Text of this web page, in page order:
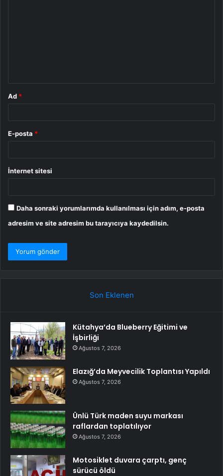
Ad *
E-posta *
İnternet sitesi
Daha sonraki yorumlarımda kullanılması için adım, e-posta
adresim ve site adresim bu tarayıcıya kaydedilsin.
Son Eklenen
Kütahya’da Blueberry Eğitimi ve
İşbirliği
Ağustos 7, 2026
Elazığ’da Meyvecilik Toplantısı Yapıldı
Ağustos 7, 2026
Ünlü Türk maden suyu markası
raflardan toplatılıyor
Ağustos 7, 2026
Motosiklet duvara çarptı, genç
sürücü öldü